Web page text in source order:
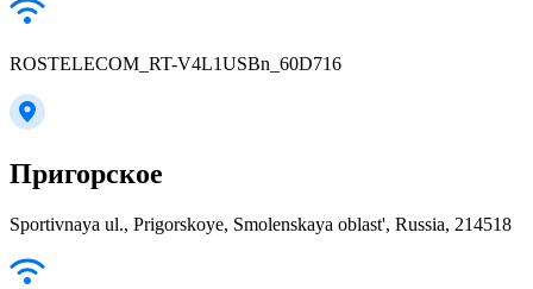
ROSTELECOM_RT-V4L1USBn_60D716
Пригорское
Sportivnaya ul., Prigorskoye, Smolenskaya oblast', Russia, 214518